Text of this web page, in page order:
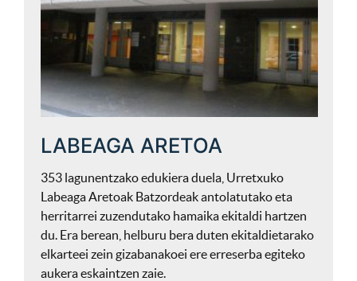
LABEAGA ARETOA
353 lagunentzako edukiera duela, Urretxuko
Labeaga Aretoak Batzordeak antolatutako eta
herritarrei zuzendutako hamaika ekitaldi hartzen
du. Era berean, helburu bera duten ekitaldietarako
elkarteei zein gizabanakoei ere erreserba egiteko
aukera eskaintzen zaie.